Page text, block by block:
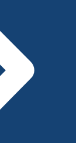
product ook
stukje
naar het dier toe.
moet, dat
verandert, dat
stuk